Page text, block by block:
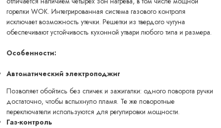
горелки WOK. Интегрированная система газового контроля
исключает возможность утечки. Решетки из твердого чугуна
обеспечивают устойчивость кухонной утвари любого типа и размера.
Особенности:
Автоматический электроподжиг
Позволяет обойтись без спичек и зажигалки: одного поворота ручки
достаточно, чтобы вспыхнуло пламя. Те же поворотные
переключатели используются для регулировки мощности.
Газ-контроль